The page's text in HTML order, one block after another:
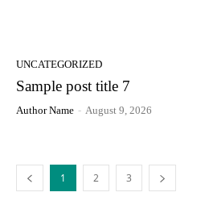
UNCATEGORIZED
Sample post title 7
Author Name - August 9, 2026
1 2 3